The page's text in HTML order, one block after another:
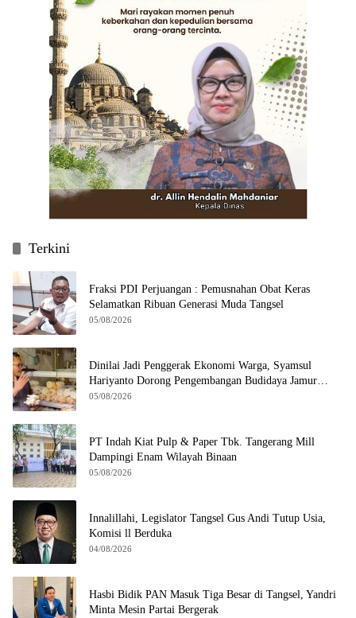
Terkini
Fraksi PDI Perjuangan : Pemusnahan Obat Keras
Selamatkan Ribuan Generasi Muda Tangsel
05/08/2026
Dinilai Jadi Penggerak Ekonomi Warga, Syamsul
Hariyanto Dorong Pengembangan Budidaya Jamur
Crispy di Serpong
05/08/2026
PT Indah Kiat Pulp & Paper Tbk. Tangerang Mill
Dampingi Enam Wilayah Binaan
05/08/2026
Innalillahi, Legislator Tangsel Gus Andi Tutup Usia,
Komisi ll Berduka
04/08/2026
Hasbi Bidik PAN Masuk Tiga Besar di Tangsel, Yandri
Minta Mesin Partai Bergerak